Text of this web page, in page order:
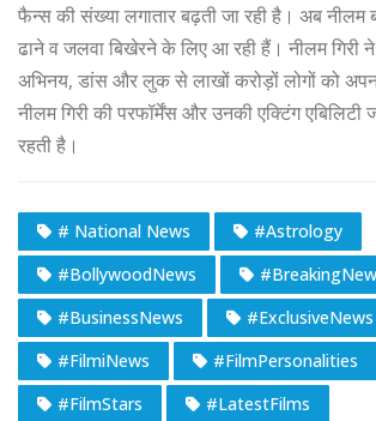
फैन्स की संख्या लगातार बढ़ती जा रही है। अब नीलम
ढाने व जलवा बिखेरने के लिए आ रही हैं। नीलम
अभिनय, डांस और लुक से लाखों करोड़ों लोगों को
नीलम गिरी की परफॉर्मेंस और उनकी एक्टिंग एबिलिटी
रहती है।
# National News
#Astrology
#BollywoodNews
#BusinessNews
#ExclusiveNews
#FilmiNews
#FilmPersonalities
#FilmStars
#LatestFilms